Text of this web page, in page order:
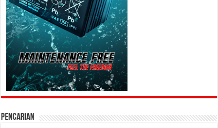
PENCARIAN